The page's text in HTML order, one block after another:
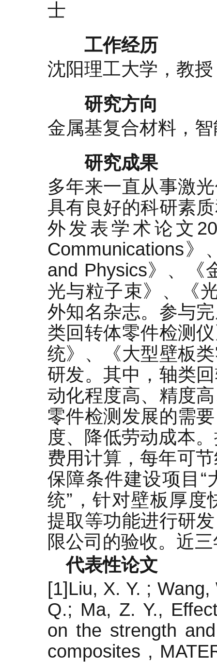
士
工作经历
沈阳理工大学，教授
研究方向
金属基复合材料，
研究成果
多年来一直从事激
具有良好的科研素
外发表学术论文
Communications》
and Physics》、《
光与粒子束》、《
外知名杂志。参与
类回转体零件检测
统》、《大型壁板
研发。其中，轴类
动化程度高、精度
零件检测发展的需
度、降低劳动成本
费用计算，每年可
保障条件建设项目
统”，针对壁板厚
提取等功能进行研
限公司的验收。近
代表性论文
[1]Liu, X. Y. ;
Q.; Ma, Z. Y.,
on the strength
composites ,